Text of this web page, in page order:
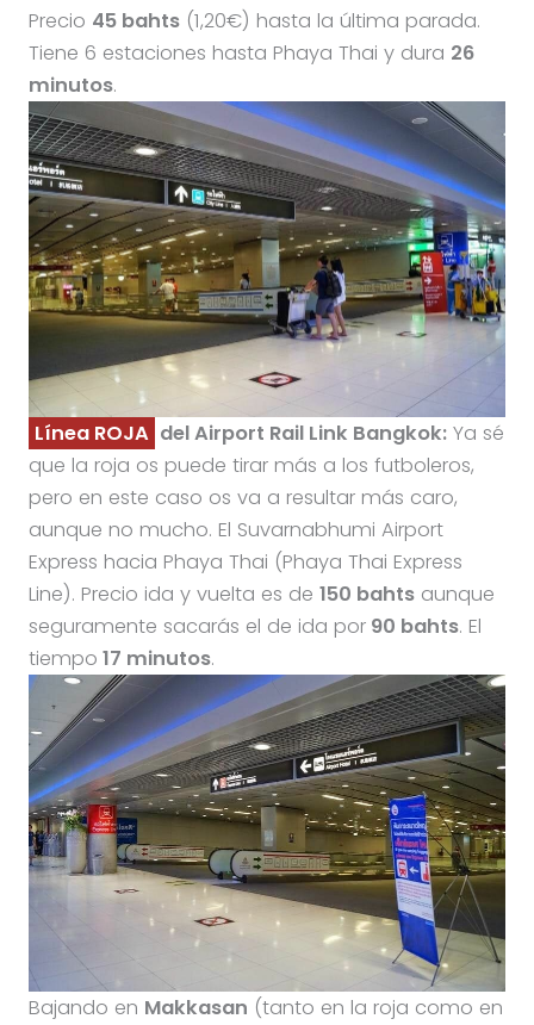
Precio 45 bahts(1,20€) hasta la última parada.
Tiene 6 estaciones hasta Phaya Thai y dura 26
minutos.
Línea ROJA del Airport Rail Link Bangkok:Ya sé
que la roja os puede tirar más a los futboleros,
pero en este caso os va a resultar más caro,
aunque no mucho. El Suvarnabhumi Airport
Express hacia Phaya Thai (Phaya Thai Express
Line). Precio ida y vuelta es de 150 bahtsaunque
seguramente sacarás el de ida por90 bahts. El
tiempo 17 minutos.
Bajando en Makkasan (tanto en la roja como en